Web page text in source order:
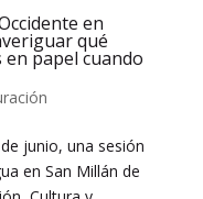
en
qué
papel cuando
junio, una sesión
en San Millán de